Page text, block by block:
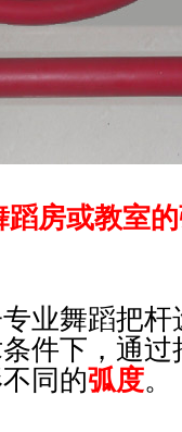
房或教室
业舞蹈把
件下，通
同的弧度。